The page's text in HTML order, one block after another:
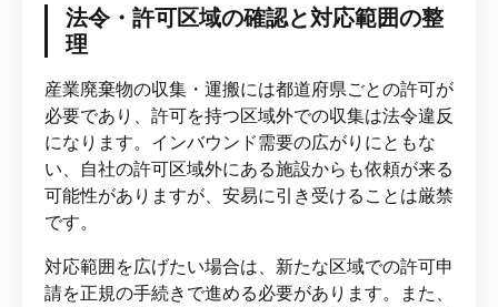
法令・許可区域の確認と対応範囲の整
理
産業廃棄物の収集・運搬には都道府県ごとの許可が
必要であり、許可を持つ区域外での収集は法令違反
になります。インバウンド需要の広がりにともな
い、自社の許可区域外にある施設からも依頼が来る
可能性がありますが、安易に引き受けることは厳禁
です。
対応範囲を広げたい場合は、新たな区域での許可申
請を正規の手続きで進める必要があります。また、